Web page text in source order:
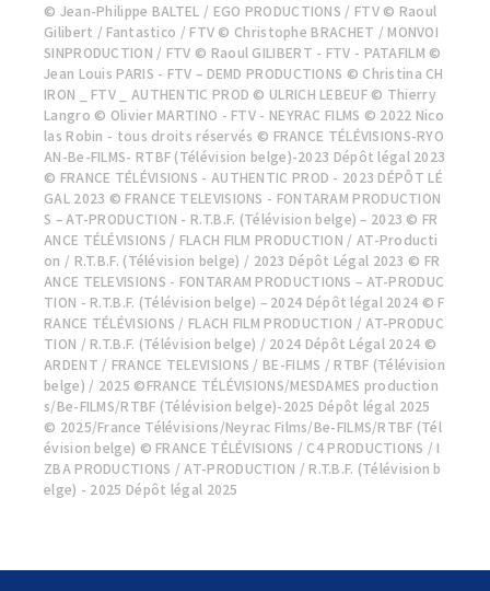
© Jean-Philippe BALTEL / EGO PRODUCTIONS / FTV © Raoul
Gilibert / Fantastico / FTV © Christophe BRACHET / MONVOI
SINPRODUCTION / FTV © Raoul GILIBERT - FTV - PATAFILM ©
Jean Louis PARIS - FTV – DEMD PRODUCTIONS © Christina CH
IRON _ FTV _ AUTHENTIC PROD © ULRICH LEBEUF © Thierry
Langro © Olivier MARTINO - FTV - NEYRAC FILMS © 2022 Nico
las Robin - tous droits réservés © FRANCE TÉLÉVISIONS-RYO
AN-Be-FILMS- RTBF (Télévision belge)-2023 Dépôt légal 2023
© FRANCE TÉLÉVISIONS - AUTHENTIC PROD - 2023 DÉPÔT LÉ
GAL 2023 © FRANCE TELEVISIONS - FONTARAM PRODUCTION
S – AT-PRODUCTION - R.T.B.F. (Télévision belge) – 2023 © FR
ANCE TÉLÉVISIONS / FLACH FILM PRODUCTION / AT-Producti
on / R.T.B.F. (Télévision belge) / 2023 Dépôt Légal 2023 © FR
ANCE TELEVISIONS - FONTARAM PRODUCTIONS – AT-PRODUC
TION - R.T.B.F. (Télévision belge) – 2024 Dépôt légal 2024 © F
RANCE TÉLÉVISIONS / FLACH FILM PRODUCTION / AT-PRODUC
TION / R.T.B.F. (Télévision belge) / 2024 Dépôt Légal 2024 ©
ARDENT / FRANCE TELEVISIONS / BE-FILMS / RTBF (Télévision
belge) / 2025 ©FRANCE TÉLÉVISIONS/MESDAMES production
s/Be-FILMS/RTBF (Télévision belge)-2025 Dépôt légal 2025
© 2025/France Télévisions/Neyrac Films/Be-FILMS/RTBF (Tél
évision belge) © FRANCE TÉLÉVISIONS / C4 PRODUCTIONS / I
ZBA PRODUCTIONS / AT-PRODUCTION / R.T.B.F. (Télévision b
elge) - 2025 Dépôt légal 2025